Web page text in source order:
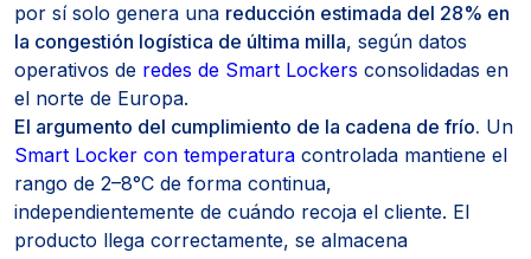
por sí solo genera una reducción estimada del 28% en
la congestión logística de última milla, según datos
operativos de redes de Smart Lockers consolidadas en
el norte de Europa.
El argumento del cumplimiento de la cadena de frío. Un
Smart Locker con temperatura controlada mantiene el
rango de 2–8°C de forma continua,
independientemente de cuándo recoja el cliente. El
producto llega correctamente, se almacena